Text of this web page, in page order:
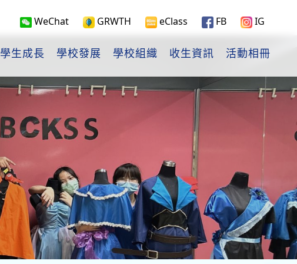
WeChat GRWTH eClass FB IG
學生成長 學校發展 學校組織 收生資訊 活動相冊